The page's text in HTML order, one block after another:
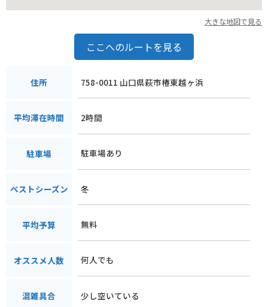
大きな地図で見る
ここへのルートを見る
住所 758-0011 山口県萩市椿東越ヶ浜
平均滞在時間 2時間
駐車場 駐車場あり
ベストシーズン 冬
平均予算 無料
オススメ人数 何人でも
混雑具合 少し空いている